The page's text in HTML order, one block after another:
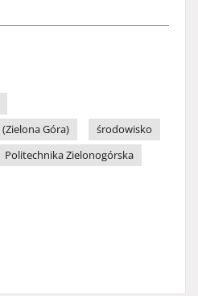
(Zielona Góra)
środowisko
Politechnika Zielonogórska